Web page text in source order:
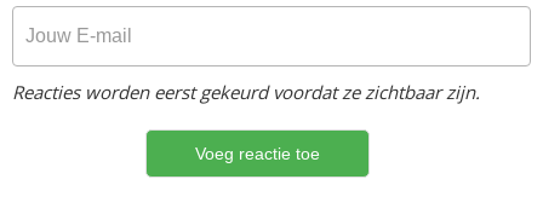
Reacties worden eerst gekeurd voordat ze zichtbaar zijn.